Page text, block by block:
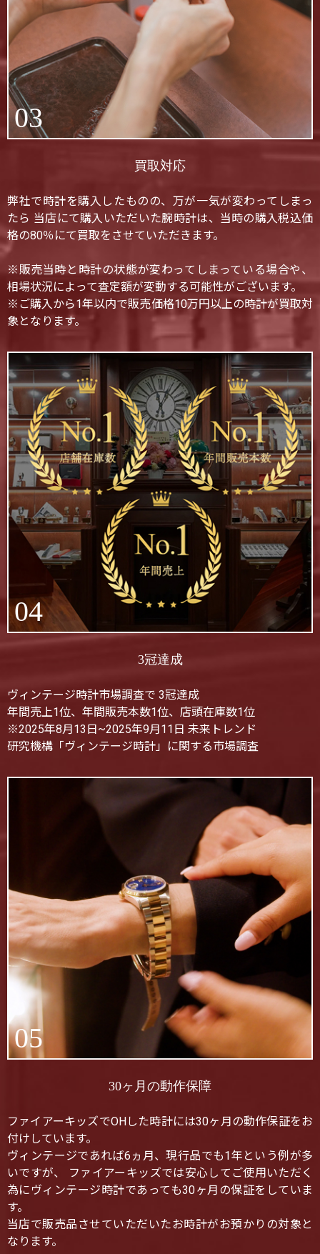
03
買取対応
弊社で時計を購入したものの、万が一気が変わってしまっ
たら 当店にて購入いただいた腕時計は、当時の購入税込価
格の80％にて買取をさせていただきます。
※販売当時と時計の状態が変わってしまっている場合や、
相場状況によって査定額が変動する可能性がございます。
※ご購入から1年以内で販売価格10万円以上の時計が買取対
象となります。
04
3冠達成
ヴィンテージ時計市場調査で 3冠達成
年間売上1位、年間販売本数1位、店頭在庫数1位
※2025年8月13日~2025年9月11日 未来トレンド
研究機構「ヴィンテージ時計」に関する市場調査
05
30ヶ月の動作保障
ファイアーキッズでOHした時計には30ヶ月の動作保証をお
付けしています。
ヴィンテージであれば6ヵ月、現行品でも1年という例が多
いですが、 ファイアーキッズでは安心してご使用いただく
為にヴィンテージ時計であっても30ヶ月の保証をしていま
す。
当店で販売品させていただいたお時計がお預かりの対象と
なります。